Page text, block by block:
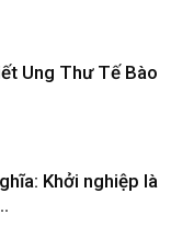
Ung Thư Tế Bào
Khởi nghiệp là